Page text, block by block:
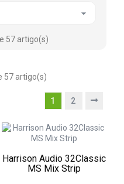

57 artigo(s)
57 artigo(s)
1 2
Harrison Audio 32Classic
MS Mix Strip